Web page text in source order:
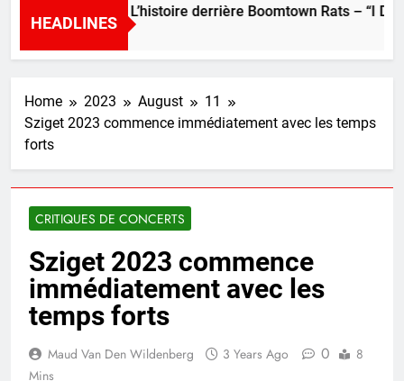
HEADLINES
de la pop : L’histoire derrière Boomtown Rats – “I Don’t Like
Home 2023 August
11
Sziget 2023 commence immédiatement avec les temps
forts
CRITIQUES DE CONCERTS
Sziget 2023 commence
immédiatement avec les
temps forts
Maud Van Den Wildenberg 3 Years Ago 0
8
Mins